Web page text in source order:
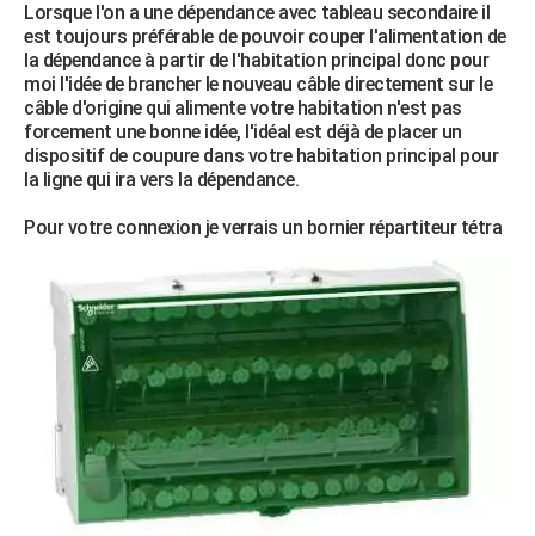
Lorsque l'on a une dépendance avec tableau secondaire il
est toujours préférable de pouvoir couper l'alimentation de
la dépendance à partir de l'habitation principal donc pour
moi l'idée de brancher le nouveau câble directement sur le
câble d'origine qui alimente votre habitation n'est pas
forcement une bonne idée, l'idéal est déjà de placer un
dispositif de coupure dans votre habitation principal pour
la ligne qui ira vers la dépendance.
Pour votre connexion je verrais un bornier répartiteur tétra